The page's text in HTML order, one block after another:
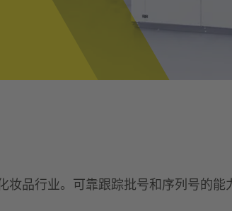
品行业。可靠跟踪批号和序列号的能